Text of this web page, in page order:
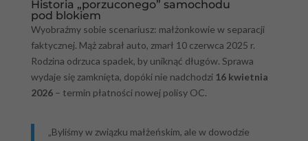
Historia „porzuconego” samochodu
pod blokiem
Wyobraźmy sobie scenariusz: małżonkowie w separacji
faktycznej. Mąż zabrał auto, zmarł 10 czerwca 2025 r.
Rodzina odrzuca spadek, by uniknąć długów. Sprawa
wydaje się zamknięta, dopóki nie nadchodzi 16 kwietnia
2026– termin płatności nowej polisy OC.
„Byliśmy w związku małżeńskim, ale w dowodzie